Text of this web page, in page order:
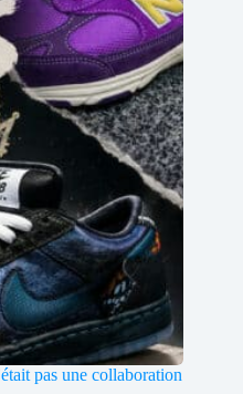
pas une collaboration